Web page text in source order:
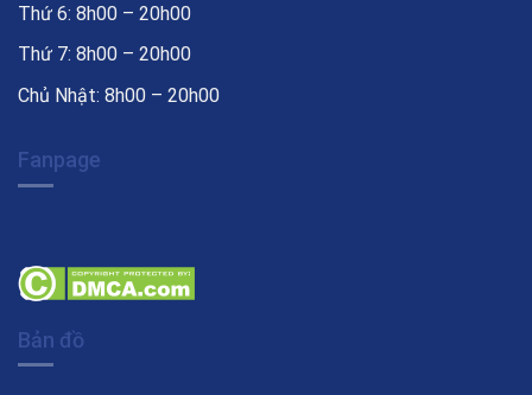
Thứ 6: 8h00 – 20h00
Thứ 7: 8h00 – 20h00
Chủ Nhật: 8h00 – 20h00
Fanpage
Bản đồ